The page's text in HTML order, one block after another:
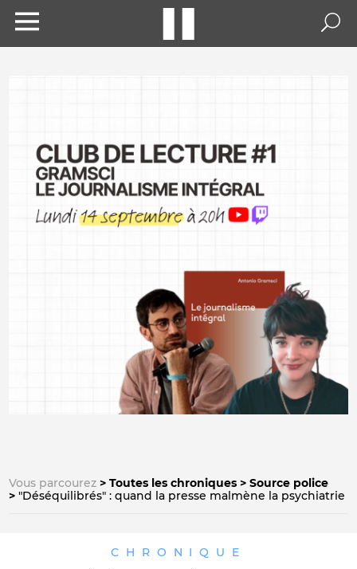
Vous parcourez Toutes les chroniques
Source police
"Déséquilibrés" : quand la presse malmène la psychiatrie
CHRONIQUE